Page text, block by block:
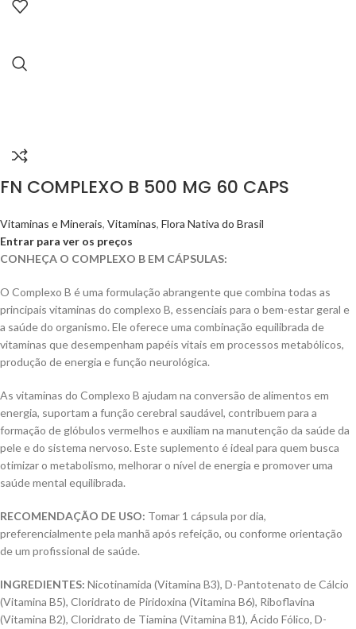
FN COMPLEXO B 500 MG 60 CAPS
Vitaminas e Minerais, Vitaminas, Flora Nativa do Brasil
Entrar para ver os preços
CONHEÇA O COMPLEXO B EM CÁPSULAS:
O Complexo B é uma formulação abrangente que combina todas as
principais vitaminas do complexo B, essenciais para o bem-estar geral e
a saúde do organismo. Ele oferece uma combinação equilibrada de
vitaminas que desempenham papéis vitais em processos metabólicos,
produção de energia e função neurológica.
As vitaminas do Complexo B ajudam na conversão de alimentos em
energia, suportam a função cerebral saudável, contribuem para a
formação de glóbulos vermelhos e auxiliam na manutenção da saúde da
pele e do sistema nervoso. Este suplemento é ideal para quem busca
otimizar o metabolismo, melhorar o nível de energia e promover uma
saúde mental equilibrada.
RECOMENDAÇÃO DE USO: Tomar 1 cápsula por dia,
preferencialmente pela manhã após refeição, ou conforme orientação
de um profissional de saúde.
INGREDIENTES: Nicotinamida (Vitamina B3), D-Pantotenato de Cálcio
(Vitamina B5), Cloridrato de Piridoxina (Vitamina B6), Riboflavina
(Vitamina B2), Cloridrato de Tiamina (Vitamina B1), Ácido Fólico, D-